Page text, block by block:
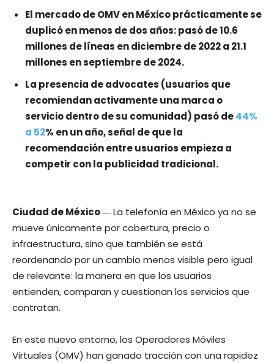
El mercado de OMV en México prácticamente se
duplicó en menos de dos años: pasó de 10.6
millones de líneas en diciembre de 2022 a 21.1
millones en septiembre de 2024.
La presencia de advocates (usuarios que
recomiendan activamente una marca o
servicio dentro de su comunidad) pasó de44%
a 52% en un año, señal de que la
recomendación entre usuarios empieza a
competir con la publicidad tradicional.
Ciudad de México ―La telefonía en México ya no se
mueve únicamente por cobertura, precio o
infraestructura, sino que también se está
reordenando por un cambio menos visible pero igual
de relevante: la manera en que los usuarios
entienden, comparan y cuestionan los servicios que
contratan.
En este nuevo entorno, los Operadores Móviles
Virtuales (OMV) han ganado tracción con una rapidez